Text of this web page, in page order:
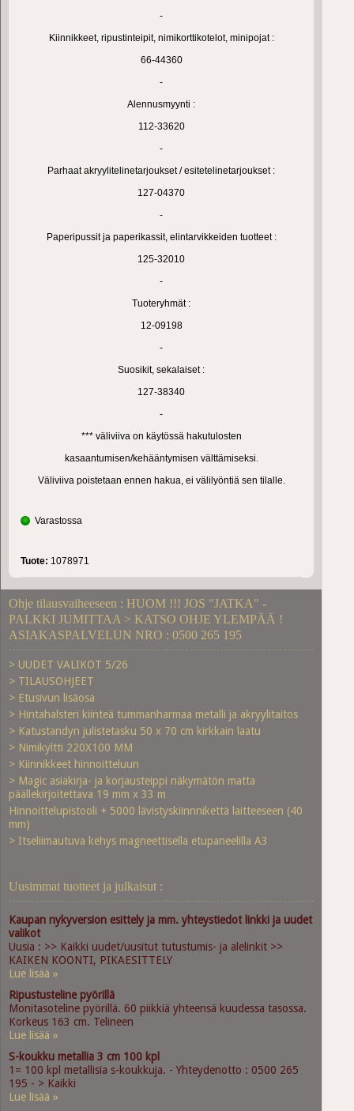
-
Kiinnikkeet, ripustinteipit, nimikorttikotelot, minipojat :
66-44360
-
Alennusmyynti :
112-33620
-
Parhaat akryylitelinetarjoukset / esitetelinetarjoukset :
127-04370
-
Paperipussit ja paperikassit, elintarvikkeiden tuotteet :
125-32010
-
Tuoteryhmät :
12-09198
-
Suosikit, sekalaiset :
127-38340
-
*** väliviiva on käytössä hakutulosten
kasaantumisen/kehääntymisen välttämiseksi.
Väliviiva poistetaan ennen hakua, ei välilyöntiä sen tilalle.
Varastossa
Tuote: 1078971
Ohje tilausvaiheeseen : HUOM !!! JOS "JATKA" -
PALKKI JUMITTAA > KATSO OHJE YLEMPÄÄ !
ASIAKASPALVELUN NRO : 0500 265 195
> UUDET VALIKOT 5/26
> TILAUSOHJEET
> Etusivun lisäosa
> Hintahalsteri kiinteä tummanharmaa metalli ja akryylitaitos
> Katustandyn julistetasku 50 x 70 cm kirkkain laatu
> Nimikyltti 220X100 MM
> Kiinnikkeet hinnoitteluun
> Magic asiakirja- ja korjausteippi näkymätön matta
päällekirjoitettava 19 mm x 33 m
Hinnoittelupistooli + 5000 lävistyskiinnnikettä laitteeseen (40
mm)
> Itseliimautuva kehys magneettisella etupaneelilla A3
Uusimmat tuotteet ja julkaisut :
Kaupan nykyversion esittely ja mm. yhteystiedot linkki ja uudet
valikot
Uusia : >> Kaikki uudet/uusitut tutustumis- ja alelinkit >>
KAIKEN KOONTI, PIKAESITTELY
Lue lisää »
Ripustusteline pyörillä
Monitasoteline pyörillä. 60 piikkiä yhteensä kuudessa tasossa.
Korkeus 163 cm. Telineen
Lue lisää »
S-koukku metallia 3 cm 100 kpl
1= 100 kpl metallisia s-koukkuja. - Yhteydenotto : 0500 265
195 - > Kaikki
Lue lisää »